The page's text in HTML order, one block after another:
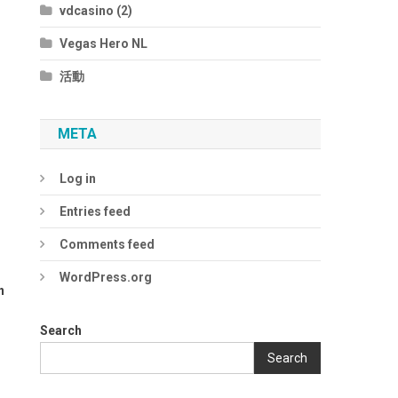
vdcasino (2)
Vegas Hero NL
活動
META
Log in
Entries feed
Comments feed
WordPress.org
Search
Search